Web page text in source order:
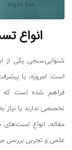
انواع
شنوایی‌سنجی یکی از
است. امروزه، با
فراهم شده است که
تخصصی ندارند یا نیاز
مقاله، انواع تست‌های
علمی و تجربی بررسی